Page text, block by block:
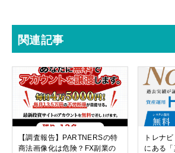
関連記事
【調査報告】PARTNERSの特
商法画像化は危険？FX副業の
トレナ
にある「